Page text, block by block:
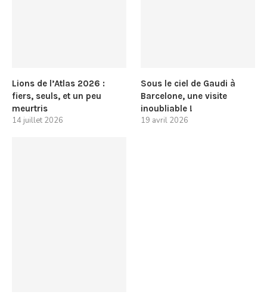
Lions de l’Atlas 2026 :
fiers, seuls, et un peu
meurtris
14 juillet 2026
Sous le ciel de Gaudi à
Barcelone, une visite
inoubliable !
19 avril 2026